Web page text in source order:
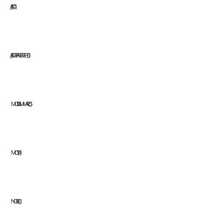
JASIC11
JAZ SURFACE EXPERTS1
MODI GMM ARC5
MOSA1
NOBEL1